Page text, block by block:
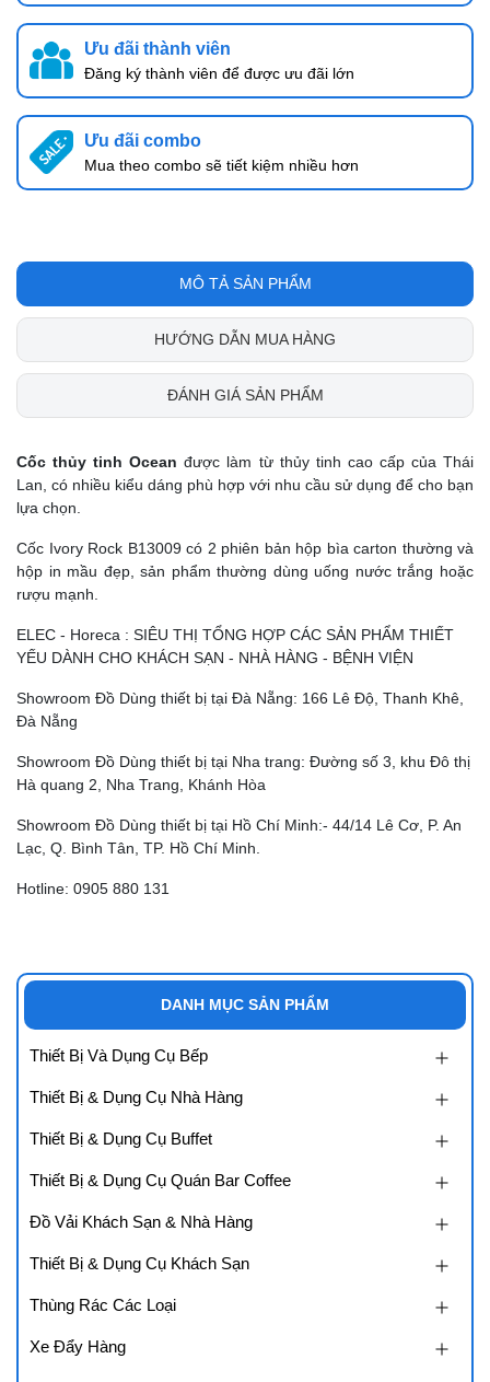
Ưu đãi thành viên
Đăng ký thành viên để được ưu đãi lớn
Ưu đãi combo
Mua theo combo sẽ tiết kiệm nhiều hơn
MÔ TẢ SẢN PHẨM
HƯỚNG DẪN MUA HÀNG
ĐÁNH GIÁ SẢN PHẨM
Cốc thủy tinh Ocean được làm từ thủy tinh cao cấp của Thái
Lan, có nhiều kiểu dáng phù hợp với nhu cầu sử dụng để cho bạn
lựa chọn.
Cốc Ivory Rock B13009 có 2 phiên bản hộp bìa carton thường và
hộp in mầu đẹp, sản phẩm thường dùng uống nước trắng hoặc
rượu mạnh.
ELEC - Horeca : SIÊU THỊ TỔNG HỢP CÁC SẢN PHẨM THIẾT
YẾU DÀNH CHO KHÁCH SẠN - NHÀ HÀNG - BỆNH VIỆN
Showroom Đồ Dùng thiết bị tại Đà Nẵng: 166 Lê Độ, Thanh Khê,
Đà Nẵng
Showroom Đồ Dùng thiết bị tại Nha trang: Đường số 3, khu Đô thị
Hà quang 2, Nha Trang, Khánh Hòa
Showroom Đồ Dùng thiết bị tại Hồ Chí Minh:- 44/14 Lê Cơ, P. An
Lạc, Q. Bình Tân, TP. Hồ Chí Minh.
Hotline: 0905 880 131
DANH MỤC SẢN PHẨM
Thiết Bị Và Dụng Cụ Bếp
Thiết Bị & Dụng Cụ Nhà Hàng
Thiết Bị & Dụng Cụ Buffet
Thiết Bị & Dụng Cụ Quán Bar Coffee
Đồ Vải Khách Sạn & Nhà Hàng
Thiết Bị & Dụng Cụ Khách Sạn
Thùng Rác Các Loại
Xe Đẩy Hàng